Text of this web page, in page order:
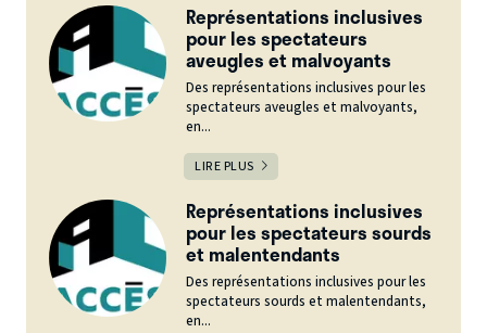
Représentations inclusives
pour les spectateurs
aveugles et malvoyants
Des représentations inclusives pour les
spectateurs aveugles et malvoyants,
en...
LIRE PLUS
Représentations inclusives
pour les spectateurs sourds
et malentendants
Des représentations inclusives pour les
spectateurs sourds et malentendants,
en...